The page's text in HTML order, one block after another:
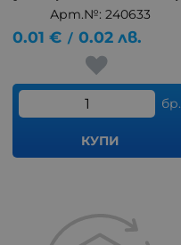
Арт.№: 240633
0.01 € / 0.02 лв.
бр.
КУПИ